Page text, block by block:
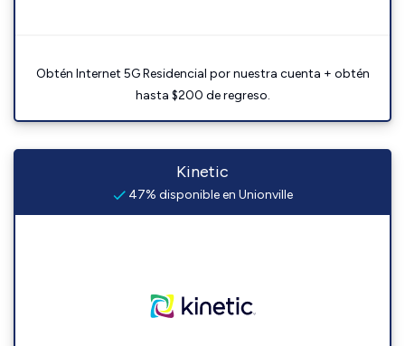
Obtén Internet 5G Residencial por nuestra cuenta + obtén
hasta $200 de regreso.
Kinetic
47% disponible en Unionville